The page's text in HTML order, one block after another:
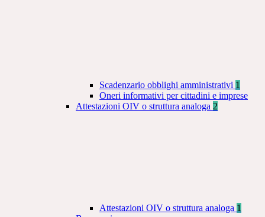
Scadenzario obblighi amministrativi 1
Oneri informativi per cittadini e imprese
Attestazioni OIV o struttura analoga 2
Attestazioni OIV o struttura analoga 1